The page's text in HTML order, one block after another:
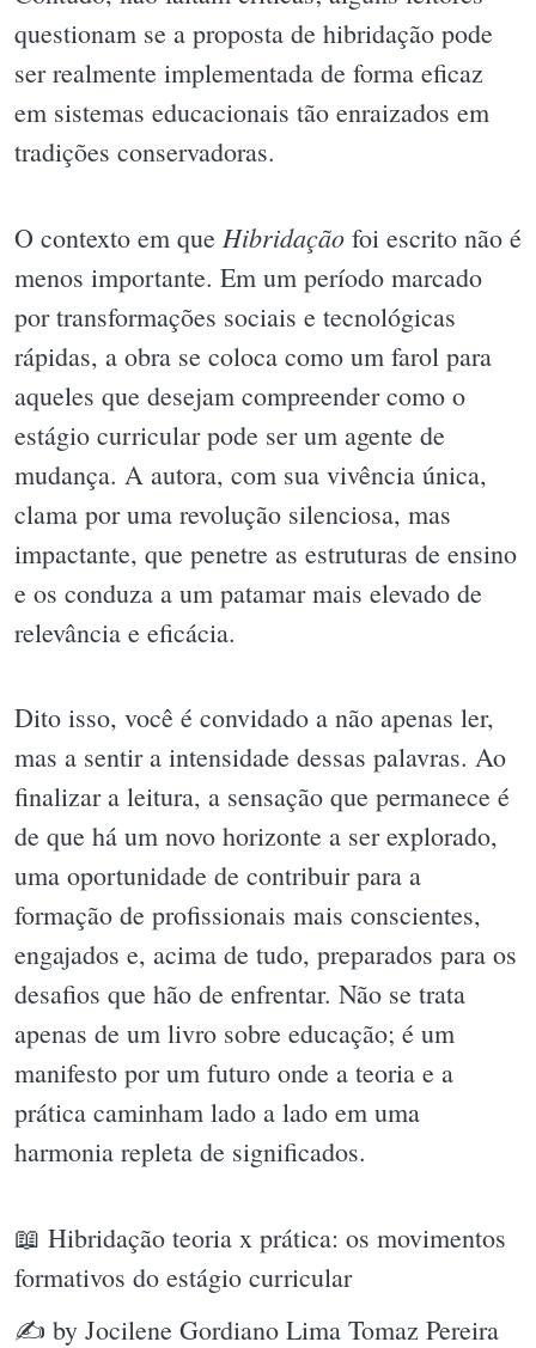
questionam se a proposta de hibridação pode
ser realmente implementada de forma eficaz
em sistemas educacionais tão enraizados em
tradições conservadoras.
O contexto em que Hibridação foi escrito não é
menos importante. Em um período marcado
por transformações sociais e tecnológicas
rápidas, a obra se coloca como um farol para
aqueles que desejam compreender como o
estágio curricular pode ser um agente de
mudança. A autora, com sua vivência única,
clama por uma revolução silenciosa, mas
impactante, que penetre as estruturas de ensino
e os conduza a um patamar mais elevado de
relevância e eficácia.
Dito isso, você é convidado a não apenas ler,
mas a sentir a intensidade dessas palavras. Ao
finalizar a leitura, a sensação que permanece é
de que há um novo horizonte a ser explorado,
uma oportunidade de contribuir para a
formação de profissionais mais conscientes,
engajados e, acima de tudo, preparados para os
desafios que hão de enfrentar. Não se trata
apenas de um livro sobre educação; é um
manifesto por um futuro onde a teoria e a
prática caminham lado a lado em uma
harmonia repleta de significados.
📖 Hibridação teoria x prática: os movimentos
formativos do estágio curricular
✍ by Jocilene Gordiano Lima Tomaz Pereira